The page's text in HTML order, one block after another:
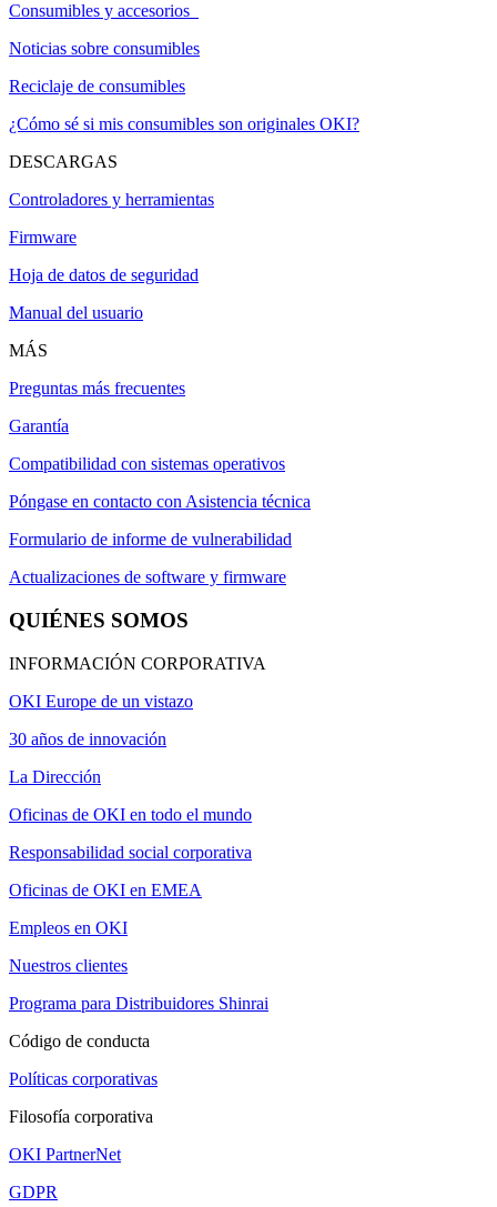
Consumibles y accesorios
Noticias sobre consumibles
Reciclaje de consumibles
¿Cómo sé si mis consumibles son originales OKI?
DESCARGAS
Controladores y herramientas
Firmware
Hoja de datos de seguridad
Manual del usuario
MÁS
Preguntas más frecuentes
Garantía
Compatibilidad con sistemas operativos
Póngase en contacto con Asistencia técnica
Formulario de informe de vulnerabilidad
Actualizaciones de software y firmware
QUIÉNES SOMOS
INFORMACIÓN CORPORATIVA
OKI Europe de un vistazo
30 años de innovación
La Dirección
Oficinas de OKI en todo el mundo
Responsabilidad social corporativa
Oficinas de OKI en EMEA
Empleos en OKI
Nuestros clientes
Programa para Distribuidores Shinrai
Código de conducta
Políticas corporativas
Filosofía corporativa
OKI PartnerNet
GDPR